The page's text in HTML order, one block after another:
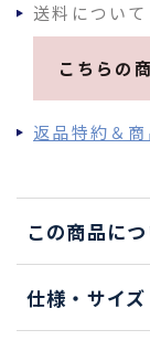
送料につい
こちらの
返品特約＆
この商品につ
仕様・サイズ